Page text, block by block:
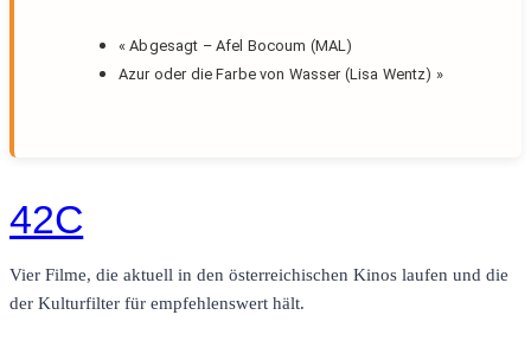
« Abgesagt – Afel Bocoum (MAL)
Azur oder die Farbe von Wasser (Lisa Wentz) »
42C
Vier Filme, die aktuell in den österreichischen Kinos laufen und die
der Kulturfilter für empfehlenswert hält.